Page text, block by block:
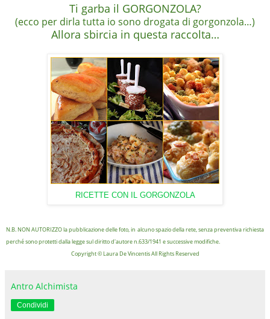
Ti garba il GORGONZOLA?
(ecco per dirla tutta io sono drogata di gorgonzola…)
Allora sbircia in questa raccolta…
RICETTE CON IL GORGONZOLA
N.B. NON AUTORIZZO la pubblicazione delle foto, in alcuno spazio della rete, senza preventiva richiesta
perché sono protetti dalla legge sul diritto d'autore n.633/1941 e successive modifiche.
Copyright © Laura De Vincentis All Rights Reserved
Antro Alchimista
Condividi